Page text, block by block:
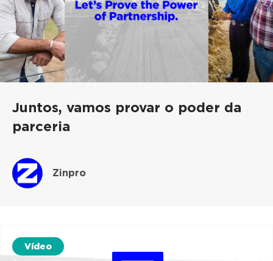
Juntos, vamos provar o poder da
parceria
Zinpro
Vídeo